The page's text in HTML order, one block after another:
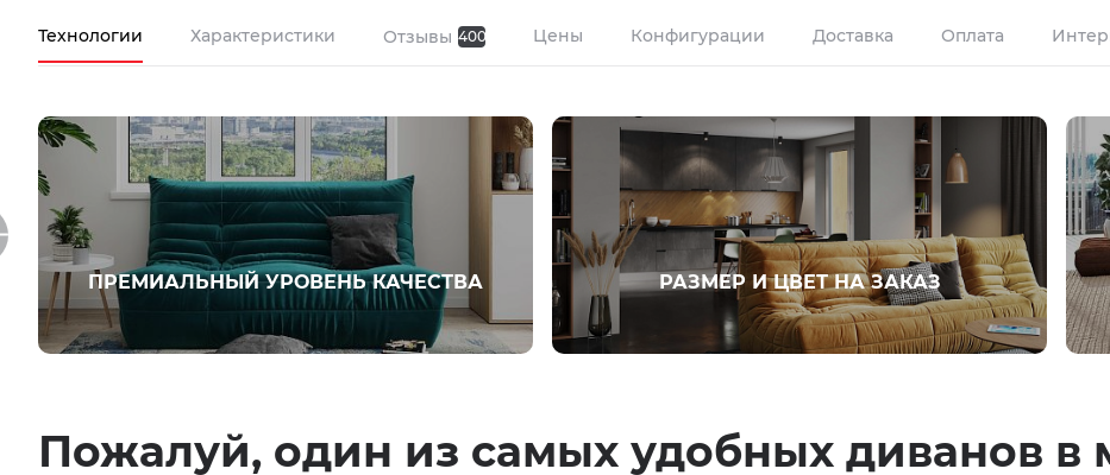
Технологии Характеристики Отзывы 400 Цены Конфигурации Доставка Оплата
ПРЕМИАЛЬНЫЙ УРОВЕНЬ КАЧЕСТВА РАЗМЕР И ЦВЕТ НА ЗАКАЗ
Пожалуй, один из самых удобных диванов в